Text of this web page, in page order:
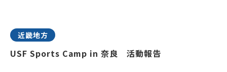
近畿地方
USF Sports Camp in 奈良 活動報告